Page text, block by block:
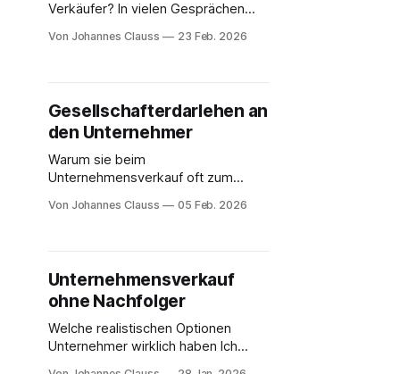
Verkäufer? In vielen Gesprächen
früher oder später ein Begriff auf,
darin die Möglichkeit, einen höheren
Gesamtkaufpreis zu erzielen.
Andere befürchten Kontrollverlust
und Unsicherheit nach dem Verkauf.
Aus meiner Erfahrung ist
Von Johannes Clauss 23 Feb. 2026
Gesellschafterdarlehen an
den Unternehmer
Warum sie beim
Unternehmensverkauf oft zum
mittelständischen Unternehmen
Betrieb sind sie meist unauffällig.
Spätestens im
Unternehmensverkauf jedoch
entwickeln sie sich regelmäßig zu
einem der sensibelsten Themen im
Von Johannes Clauss 05 Feb. 2026
Unternehmensverkauf
ohne Nachfolger
Welche realistischen Optionen
Unternehmer wirklich haben Ich